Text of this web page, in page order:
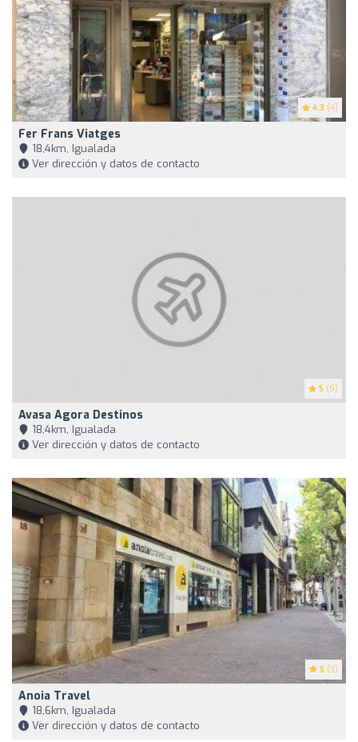
4.3 (4)
Fer Frans Viatges
18,4km, Igualada
Ver dirección y datos de contacto
5 (5)
Avasa Agora Destinos
18,4km, Igualada
Ver dirección y datos de contacto
5 (3)
Anoia Travel
18,6km, Igualada
Ver dirección y datos de contacto